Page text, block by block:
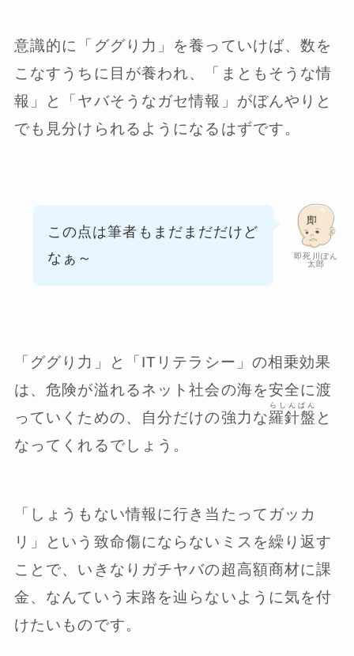
意識的に「ググり力」を養っていけば、数を
こなすうちに目が養われ、「まともそうな情
報」と「ヤバそうなガセ情報」がぼんやりと
でも見分けられるようになるはずです。
即死川ぽん
太郎
この点は筆者もまだまだだけど
なぁ～
「ググり力」と「ITリテラシー」の相乗効果
は、危険が溢れるネット社会の海を安全に渡
っていくための、自分だけの強力な羅針盤
らしんばん
と
なってくれるでしょう。
「しょうもない情報に行き当たってガッカ
リ」という致命傷にならないミスを繰り返す
ことで、いきなりガチヤバの超高額商材に課
金、なんていう末路を辿らないように気を付
けたいものです。